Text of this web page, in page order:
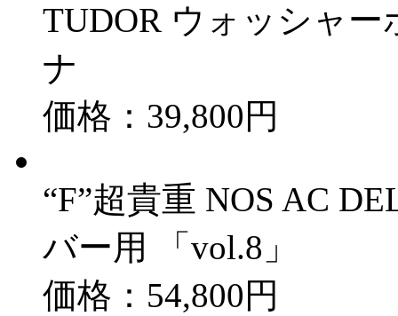
TUDOR ウォッシャー
ナ
価格：39,800円
“F”超貴重 NOS AC
バー用 「vol.8」
価格：54,800円